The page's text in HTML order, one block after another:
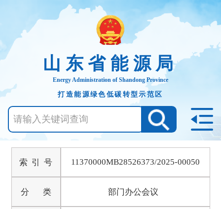
山东省能源局
Energy Administration of Shandong Province
打造能源绿色低碳转型示范区
索 引 号 11370000MB28526373/2025-00050
分 类 部门办公会议